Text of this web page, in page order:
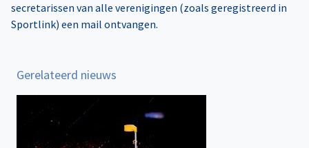
secretarissen van alle verenigingen (zoals geregistreerd in
Sportlink) een mail ontvangen.
Gerelateerd nieuws